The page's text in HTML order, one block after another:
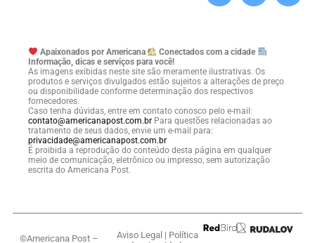
Apaixonados por Americana
Conectados com a cidade
Informação, dicas e serviços para você!
As imagens exibidas neste site são meramente ilustrativas. Os
produtos e serviços divulgados estão sujeitos a alterações de preço
ou disponibilidade conforme determinação dos respectivos
fornecedores.
Caso tenha dúvidas, entre em contato conosco pelo e-mail:
contato@americanapost.com.br Para questões relacionadas ao
tratamento de seus dados, envie um e-mail para:
privacidade@americanapost.com.br
É proibida a reprodução do conteúdo desta página em qualquer
meio de comunicação, eletrônico ou impresso, sem autorização
escrita do Americana Post.
©Americana Post –
Aviso Legal | Política